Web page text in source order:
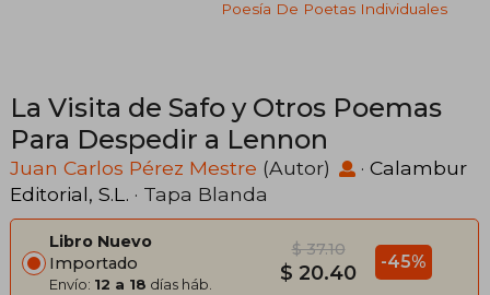
Poesía De Poetas Individuales
La Visita de Safo y Otros Poemas
Para Despedir a Lennon
Juan Carlos Pérez Mestre (Autor) · Calambur
Editorial, S.L. · Tapa Blanda
Libro Nuevo
Importado
Envío: 12 a 18 días háb.
$ 37.10
$ 20.40 -45%